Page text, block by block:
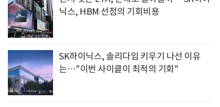
닉스, HBM 선점의 기회비용
SK하이닉스, 솔리다임 키우기 나선 이유
는…"이번 사이클이 최적의 기회"